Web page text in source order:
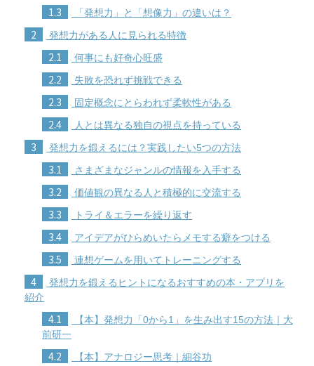
1.3 「発想力」と「想像力」の違いは？
2 発想力がある人に見られる特徴
2.1 何事にも好奇心旺盛
2.2 失敗を恐れず挑戦できる
2.3 固定概念にとらわれず柔軟性がある
2.4 人とは異なる独自の視点を持っている
3 発想力を鍛えるには？実践したい5つの方法
3.1 さまざまなジャンルの情報を入手する
3.2 価値観の異なる人と積極的に交流する
3.3 トライ＆エラーを繰り返す
3.4 アイデアがひらめいたらメモする癖をつける
3.5 連想ゲームを用いてトレーニングする
4
発想力を鍛えるヒントになるおすすめの本・アプリを
紹介
4.1
【本】発想力「0から1」を生み出す15の方法｜大
前研一
4.2 【本】アナロジー思考｜細谷功